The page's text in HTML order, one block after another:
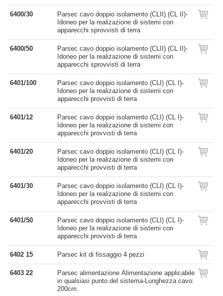
6400/30
Parsec cavo doppio isolamento (CLII) (CL II)-
Idoneo per la realizazione di sistemi con
apparecchi sprovvisti di terra
6400/50
Parsec cavo doppio isolamento (CLII) (CL II)-
Idoneo per la realizazione di sistemi con
apparecchi sprovvisti di terra
6401/100
Parsec cavo doppio isolamento (CLI) (CL I)-
Idoneo per la realizazione di sistemi con
apparecchi provvisti di terra
6401/12
Parsec cavo doppio isolamento (CLI) (CL I)-
Idoneo per la realizazione di sistemi con
apparecchi provvisti di terra
6401/20
Parsec cavo doppio isolamento (CLI) (CL I)-
Idoneo per la realizazione di sistemi con
apparecchi provvisti di terra
6401/30
Parsec cavo doppio isolamento (CLI) (CL I)-
Idoneo per la realizazione di sistemi con
apparecchi provvisti di terra
6401/50
Parsec cavo doppio isolamento (CLI) (CL I)-
Idoneo per la realizazione di sistemi con
apparecchi provvisti di terra
6402 15 Parsec kit di fissaggio 4 pezzi
6403 22
Parsec alimentazione Alimentazione applicabile
in qualsiasi punto del sistema-Lunghezza cavo:
200cm.